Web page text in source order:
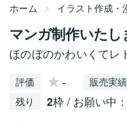
ホーム イラスト作成・
マンガ制作いたし
ほのぼのかわいくてレ
評価 - 販売実績
残り 2枠 / お願い中：